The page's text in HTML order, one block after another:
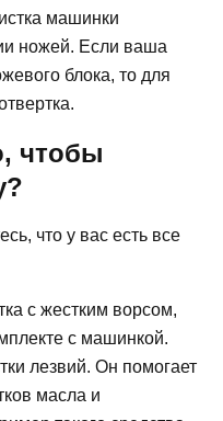
машинки
ножей. Если ваша
блока, то для
чтобы
что у вас есть все
с жестким ворсом,
с машинкой.
лезвий. Он помогает
масла и